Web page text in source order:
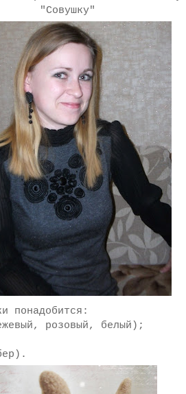
"Совушку"
понадобится:
розовый, белый);